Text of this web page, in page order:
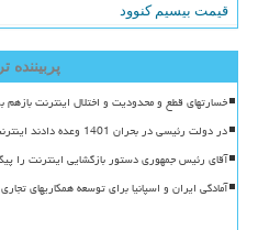
قیمت بیسیم کنوود
پربیننده
خسارتهای قطع و محدودیت و اختلال اینترنت بازهم
در دولت رئیسی در بحران 1401 وعده دادند اینترنت به طور موقت قطع می شود اما ماندگار شد
آقای رئیس جمهوری دستور بازگشایی اینترنت را
آمادگی ایران و اسپانیا برای توسعه همکاریهای تجاری